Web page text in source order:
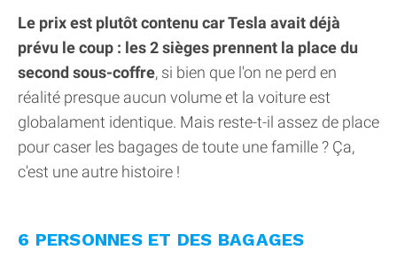
Le prix est plutôt contenu car Tesla avait déjà
prévu le coup : les 2 sièges prennent la place du
second sous-coffre, si bien que l'on ne perd en
réalité presque aucun volume et la voiture est
globalament identique. Mais reste-t-il assez de place
pour caser les bagages de toute une famille ? Ça,
c'est une autre histoire !
6 PERSONNES ET DES BAGAGES